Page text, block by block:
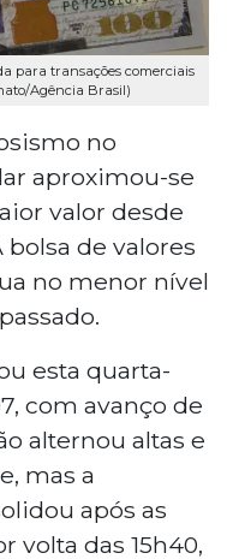
para transações comerciais
Agência Brasil)
no
aproximou-se
valor desde
bolsa de valores
no menor nível
esta quarta-
com avanço de
alternou altas e
mas a
após as
volta das 15h40,